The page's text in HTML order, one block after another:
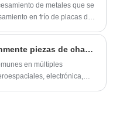
de metales que se
en frío de placas de
¿Qué industrias usan comúnmente piezas de chapa?
en múltiples
electrónica,